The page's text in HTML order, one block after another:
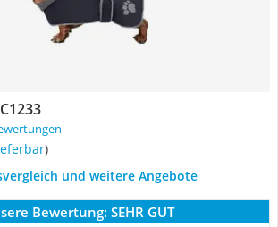
)
und weitere Angebote
Bewertung: SEHR GUT